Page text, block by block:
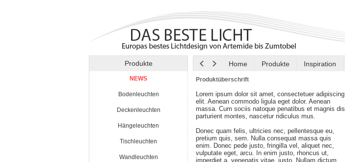
Produkte Home Produkte Inspiration
NEWS
Bodenleuchten
Deckenleuchten
Hängeleuchten
Tischleuchten
Wandleuchten
Produktüberschrift
Lorem ipsum dolor sit amet, consectetuer adipiscing
elit. Aenean commodo ligula eget dolor. Aenean
massa. Cum sociis natoque penatibus et magnis dis
parturient montes, nascetur ridiculus mus.
Donec quam felis, ultricies nec, pellentesque eu,
pretium quis, sem. Nulla consequat massa quis
enim. Donec pede justo, fringilla vel, aliquet nec,
vulputate eget, arcu. In enim justo, rhoncus ut,
imperdiet a, venenatis vitae, justo. Nullam dictum